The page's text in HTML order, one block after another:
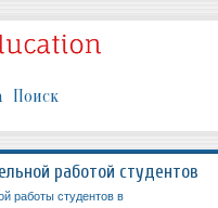
Поиск
работой студентов
работы студентов в